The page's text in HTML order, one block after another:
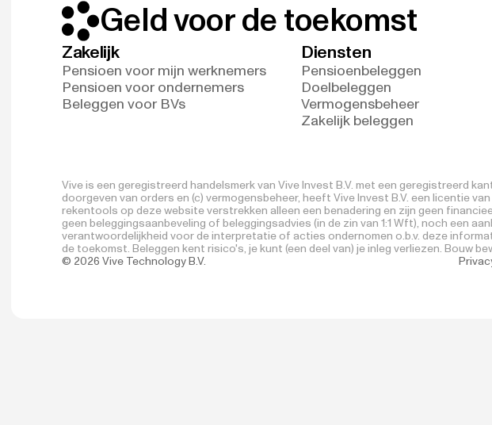
Geld voor de toekomst
Zakelijk
Pensioen voor mijn werknemers
Pensioen voor ondernemers
Beleggen voor BVs
Diensten
Pensioenbeleggen
Doelbeleggen
Vermogensbeheer
Zakelijk beleggen
Vive is een geregistreerd handelsmerk van Vive Invest B.V. met een geregistreerd
doorgeven van orders en (c) vermogensbeheer, heeft Vive Invest B.V. een licentie
rekentools op deze website verstrekken alleen een benadering en zijn geen
geen beleggingsaanbeveling of beleggingsadvies (in de zin van 1:1 Wft), noch een
verantwoordelijkheid voor de interpretatie of acties ondernomen o.b.v. deze
de toekomst. Beleggen kent risico's, je kunt (een deel van) je inleg verliezen. Bouw
© 2026 Vive Technology B.V.